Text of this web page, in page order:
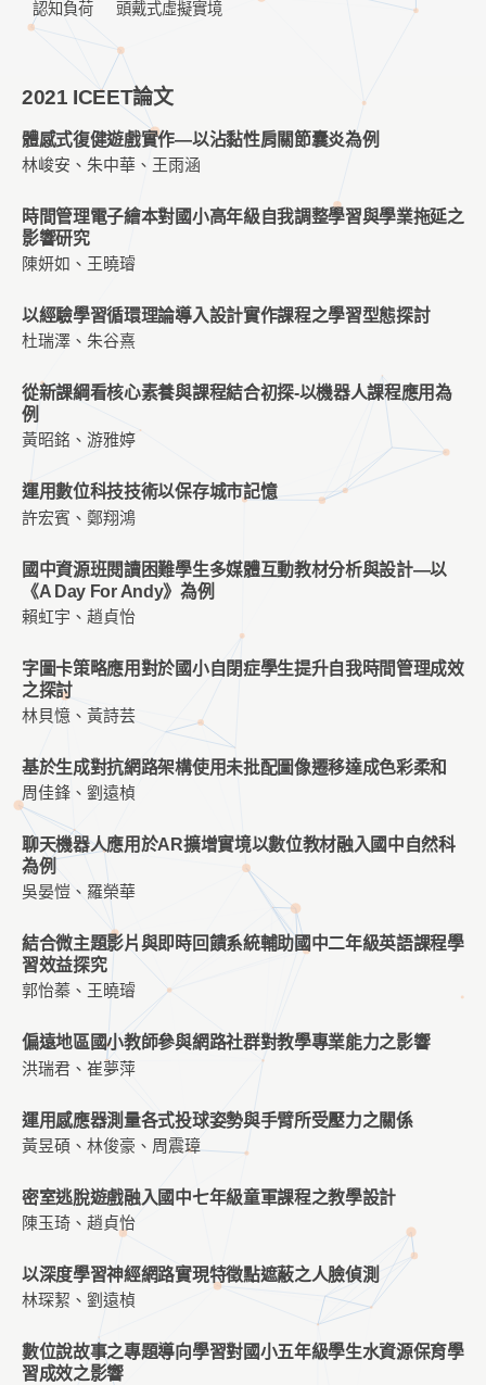
認知負荷 頭戴式虛擬實境
2021 ICEET論文
體感式復健遊戲實作—以沾黏性肩關節囊炎為例
林峻安、朱中華、王雨涵
時間管理電子繪本對國小高年級自我調整學習與學業拖延之
影響研究
陳妍如、王曉璿
以經驗學習循環理論導入設計實作課程之學習型態探討
杜瑞澤、朱谷熹
從新課綱看核心素養與課程結合初探-以機器人課程應用為
例
黃昭銘、游雅婷
運用數位科技技術以保存城市記憶
許宏賓、鄭翔鴻
國中資源班閱讀困難學生多媒體互動教材分析與設計—以
《A Day For Andy》為例
賴虹宇、趙貞怡
字圖卡策略應用對於國小自閉症學生提升自我時間管理成效
之探討
林貝憶、黃詩芸
基於生成對抗網路架構使用未批配圖像遷移達成色彩柔和
周佳鋒、劉遠楨
聊天機器人應用於AR擴增實境以數位教材融入國中自然科
為例
吳晏愷、羅榮華
結合微主題影片與即時回饋系統輔助國中二年級英語課程學
習效益探究
郭怡蓁、王曉璿
偏遠地區國小教師參與網路社群對教學專業能力之影響
洪瑞君、崔夢萍
運用感應器測量各式投球姿勢與手臂所受壓力之關係
黃昱碩、林俊豪、周震璋
密室逃脫遊戲融入國中七年級童軍課程之教學設計
陳玉琦、趙貞怡
以深度學習神經網路實現特徵點遮蔽之人臉偵測
林琛絜、劉遠楨
數位說故事之專題導向學習對國小五年級學生水資源保育學
習成效之影響